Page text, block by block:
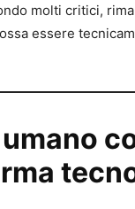
molti critici,
essere